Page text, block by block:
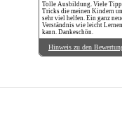
Tolle Ausbildung. Viele
Tricks die meinen Kindern
sehr viel helfen. Ein ganz
Verständnis wie leicht
kann. Dankeschön.
Hinweis zu den